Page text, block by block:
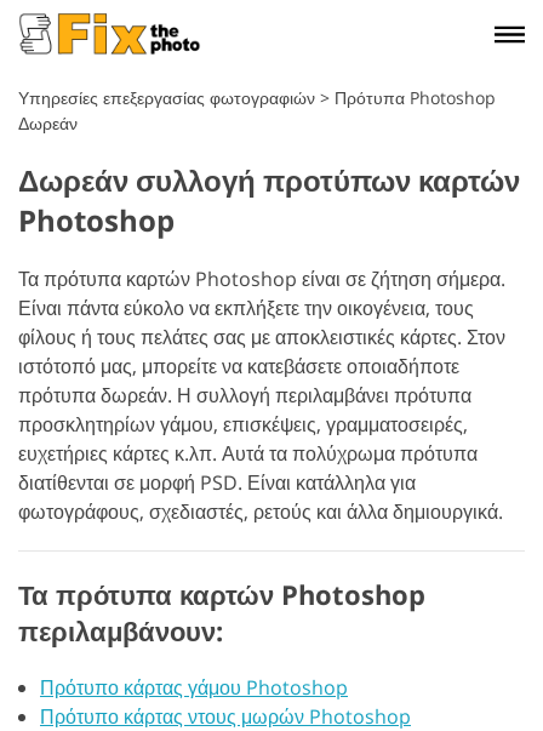
Υπηρεσίες επεξεργασίας φωτογραφιών > Πρότυπα Photoshop
Δωρεάν
Δωρεάν συλλογή προτύπων καρτών
Photoshop
Τα πρότυπα καρτών Photoshop είναι σε ζήτηση σήμερα.
Είναι πάντα εύκολο να εκπλήξετε την οικογένεια, τους
φίλους ή τους πελάτες σας με αποκλειστικές κάρτες. Στον
ιστότοπό μας, μπορείτε να κατεβάσετε οποιαδήποτε
πρότυπα δωρεάν. Η συλλογή περιλαμβάνει πρότυπα
προσκλητηρίων γάμου, επισκέψεις, γραμματοσειρές,
ευχετήριες κάρτες κ.λπ. Αυτά τα πολύχρωμα πρότυπα
διατίθενται σε μορφή PSD. Είναι κατάλληλα για
φωτογράφους, σχεδιαστές, ρετούς και άλλα δημιουργικά.
Τα πρότυπα καρτών Photoshop
περιλαμβάνουν:
Πρότυπο κάρτας γάμου Photoshop
Πρότυπο κάρτας ντους μωρών Photoshop